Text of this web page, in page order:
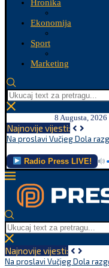
Hronika
Ekonomija
Sport
Marketing
8 Augusta, 2026
Najnovije vijesti:
Na proslavi Vučjeg Dola
Radio Press LIVE!
Najnovije vijesti:
Na proslavi Vučjeg Dola